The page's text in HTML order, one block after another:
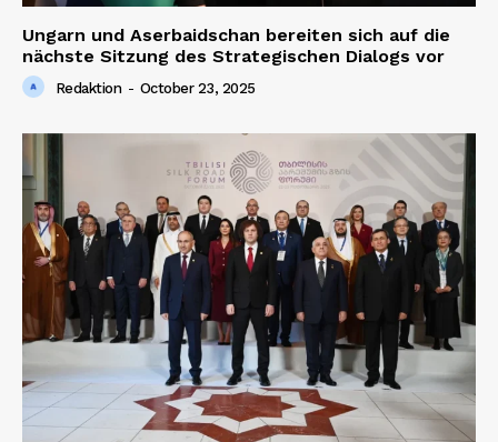
Ungarn und Aserbaidschan bereiten sich auf die
nächste Sitzung des Strategischen Dialogs vor
Redaktion - October 23, 2025